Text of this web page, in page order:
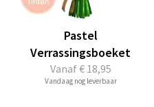
Vanaf€ 18,95
Pastel
Verrassingsboeket
Vandaag nog leverbaar